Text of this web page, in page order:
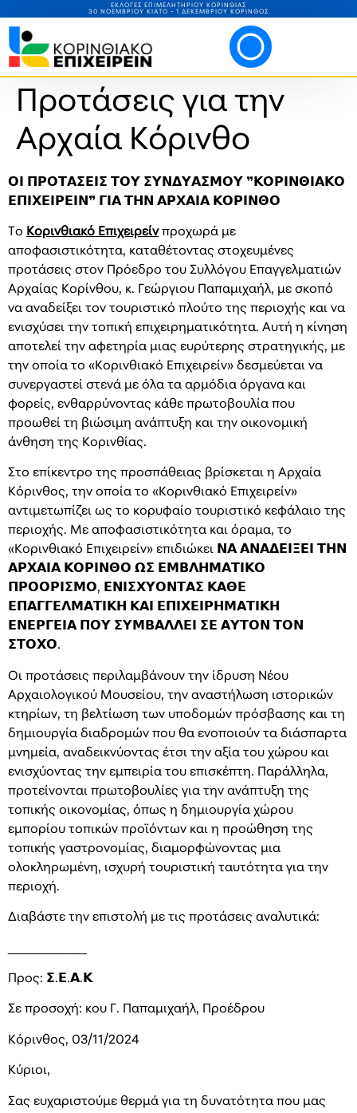
ΕΚΛΟΓΕΣ ΕΠΙΜΕΛΗΤΗΡΙΟΥ ΚΟΡΙΝΘΙΑΣ
30 ΝΟΕΜΒΡΙΟΥ ΚΙΑΤΟ - 1 ΔΕΚΕΜΒΡΙΟΥ ΚΟΡΙΝΘΟΣ
Προτάσεις για την
Αρχαία Κόρινθο
𝝤𝝞 𝝥𝝦𝝤𝝩𝝖𝝨𝝚𝝞𝝨 𝝩𝝤𝝪 𝝨𝝪𝝢𝝙𝝪𝝖𝝨𝝡𝝤𝝪 ❞𝝟𝝤𝝦𝝞𝝢𝝝𝝞𝝖𝝟𝝤
𝝚𝝥𝝞𝝬𝝚𝝞𝝦𝝚𝝞𝝢❞ 𝝘𝝞𝝖 𝝩𝝜𝝢 𝝖𝝦𝝬𝝖𝝞𝝖 𝝟𝝤𝝦𝝞𝝢𝝝𝝤
Το Κορινθιακό Επιχειρείνπροχωρά με
αποφασιστικότητα, καταθέτοντας στοχευμένες
προτάσεις στον Πρόεδρο του Συλλόγου Επαγγελματιών
Αρχαίας Κορίνθου, κ. Γεώργιου Παπαμιχαήλ, με σκοπό
να αναδείξει τον τουριστικό πλούτο της περιοχής και να
ενισχύσει την τοπική επιχειρηματικότητα. Αυτή η κίνηση
αποτελεί την αφετηρία μιας ευρύτερης στρατηγικής, με
την οποία το «Κορινθιακό Επιχειρείν» δεσμεύεται να
συνεργαστεί στενά με όλα τα αρμόδια όργανα και
φορείς, ενθαρρύνοντας κάθε πρωτοβουλία που
προωθεί τη βιώσιμη ανάπτυξη και την οικονομική
άνθηση της Κορινθίας.
Στο επίκεντρο της προσπάθειας βρίσκεται η Αρχαία
Κόρινθος, την οποία το «Κορινθιακό Επιχειρείν»
αντιμετωπίζει ως το κορυφαίο τουριστικό κεφάλαιο της
περιοχής. Με αποφασιστικότητα και όραμα, το
«Κορινθιακό Επιχειρείν» επιδιώκει 𝝢𝝖 𝝖𝝢𝝖𝝙𝝚𝝞𝝣𝝚𝝞 𝝩𝝜𝝢
𝝖𝝦𝝬𝝖𝝞𝝖 𝝟𝝤𝝦𝝞𝝢𝝝𝝤 𝝮𝝨 𝝚𝝡𝝗𝝠𝝜𝝡𝝖𝝩𝝞𝝟𝝤
𝝥𝝦𝝤𝝤𝝦𝝞𝝨𝝡𝝤, 𝝚𝝢𝝞𝝨𝝬𝝪𝝤𝝢𝝩𝝖𝝨 𝝟𝝖𝝝𝝚
𝝚𝝥𝝖𝝘𝝘𝝚𝝠𝝡𝝖𝝩𝝞𝝟𝝜 𝝟𝝖𝝞 𝝚𝝥𝝞𝝬𝝚𝝞𝝦𝝜𝝡𝝖𝝩𝝞𝝟𝝜
𝝚𝝢𝝚𝝦𝝘𝝚𝝞𝝖 𝝥𝝤𝝪 𝝨𝝪𝝡𝝗𝝖𝝠𝝠𝝚𝝞 𝝨𝝚 𝝖𝝪𝝩𝝤𝝢 𝝩𝝤𝝢
𝝨𝝩𝝤𝝬𝝤.
Οι προτάσεις περιλαμβάνουν την ίδρυση Νέου
Αρχαιολογικού Μουσείου, την αναστήλωση ιστορικών
κτηρίων, τη βελτίωση των υποδομών πρόσβασης και τη
δημιουργία διαδρομών που θα ενοποιούν τα διάσπαρτα
μνημεία, αναδεικνύοντας έτσι την αξία του χώρου και
ενισχύοντας την εμπειρία του επισκέπτη. Παράλληλα,
προτείνονται πρωτοβουλίες για την ανάπτυξη της
τοπικής οικονομίας, όπως η δημιουργία χώρου
εμπορίου τοπικών προϊόντων και η προώθηση της
τοπικής γαστρονομίας, διαμορφώνοντας μια
ολοκληρωμένη, ισχυρή τουριστική ταυτότητα για την
περιοχή.
Διαβάστε την επιστολή με τις προτάσεις αναλυτικά:
Προς: 𝝨.𝝚.𝝖.𝝟
Σε προσοχή: κου Γ. Παπαμιχαήλ, Προέδρου
Κόρινθος, 03/11/2024
Κύριοι,
Σας ευχαριστούμε θερμά για τη δυνατότητα που μας